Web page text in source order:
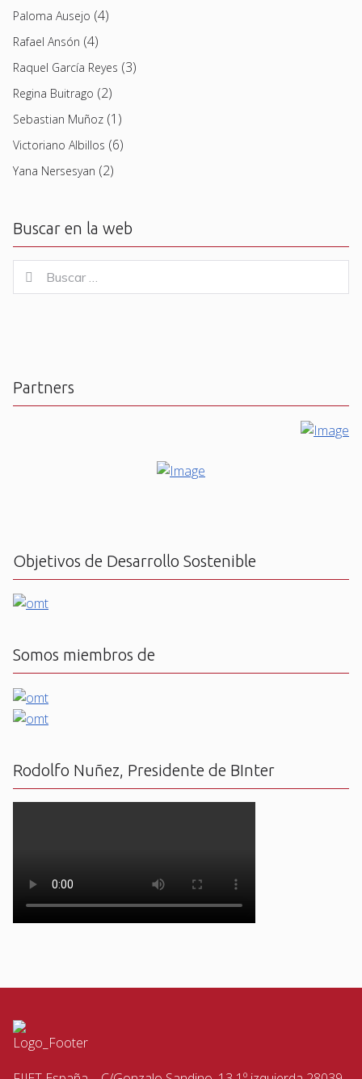
Paloma Ausejo (4)
Rafael Ansón (4)
Raquel García Reyes (3)
Regina Buitrago (2)
Sebastian Muñoz (1)
Victoriano Albillos (6)
Yana Nersesyan (2)
Buscar en la web
for:
Buscar
Partners
Objetivos de Desarrollo Sostenible
Somos miembros de
Rodolfo Nuñez, Presidente de BInter